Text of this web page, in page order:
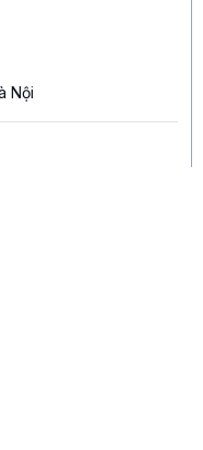
Nội